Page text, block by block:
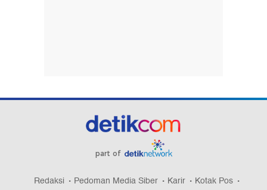
part of
Redaksi Pedoman Media Siber Karir Kotak Pos